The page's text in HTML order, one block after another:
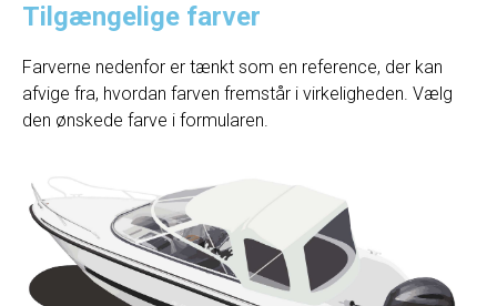
Tilgængelige farver
Farverne nedenfor er tænkt som en reference, der kan
afvige fra, hvordan farven fremstår i virkeligheden. Vælg
den ønskede farve i formularen.